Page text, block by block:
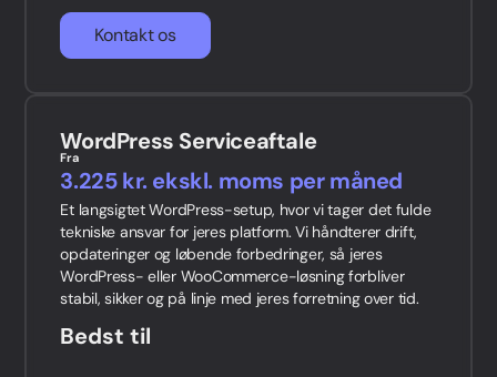
Kontakt os
WordPress Serviceaftale
Fra
3.225 kr. ekskl. moms per måned
Et langsigtet WordPress-setup, hvor vi tager det fulde
tekniske ansvar for jeres platform. Vi håndterer drift,
opdateringer og løbende forbedringer, så jeres
WordPress- eller WooCommerce-løsning forbliver
stabil, sikker og på linje med jeres forretning over tid.
Bedst til